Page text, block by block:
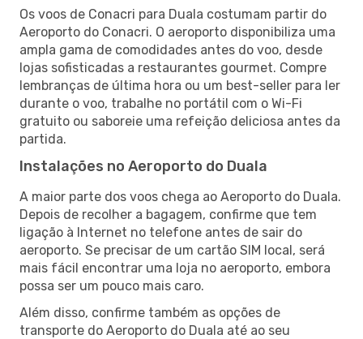
Os voos de Conacri para Duala costumam partir do
Aeroporto do Conacri. O aeroporto disponibiliza uma
ampla gama de comodidades antes do voo, desde
lojas sofisticadas a restaurantes gourmet. Compre
lembranças de última hora ou um best-seller para ler
durante o voo, trabalhe no portátil com o Wi-Fi
gratuito ou saboreie uma refeição deliciosa antes da
partida.
Instalações no Aeroporto do Duala
A maior parte dos voos chega ao Aeroporto do Duala.
Depois de recolher a bagagem, confirme que tem
ligação à Internet no telefone antes de sair do
aeroporto. Se precisar de um cartão SIM local, será
mais fácil encontrar uma loja no aeroporto, embora
possa ser um pouco mais caro.
Além disso, confirme também as opções de
transporte do Aeroporto do Duala até ao seu